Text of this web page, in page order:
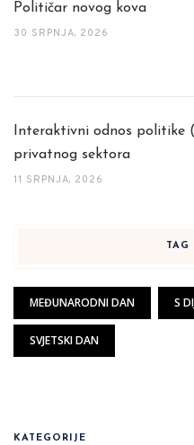
Političar novog kova
30 SRPNJA, 2026
Interaktivni odnos politike
privatnog sektora
11 SRPNJA, 2026
TAG
MEĐUNARODNI DAN S
SVJETSKI DAN
KATEGORIJE